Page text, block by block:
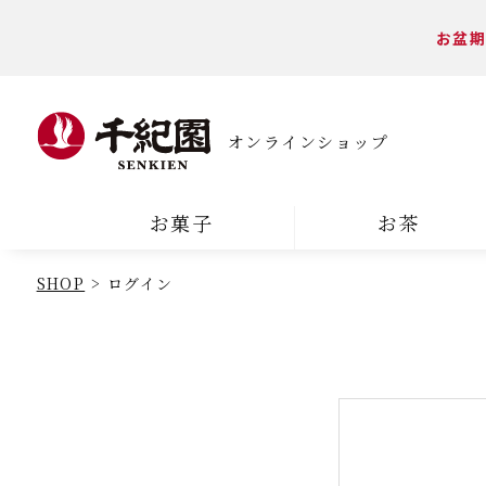
お盆
オンラインショップ
お菓子 お茶
SHOP ログイン